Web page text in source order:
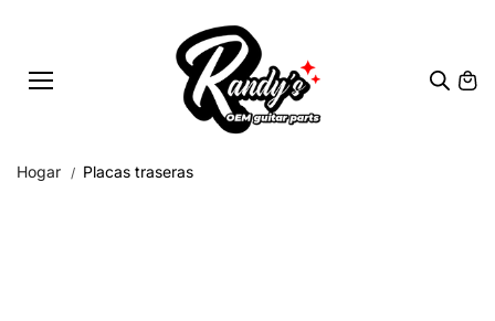
Hogar Placas traseras